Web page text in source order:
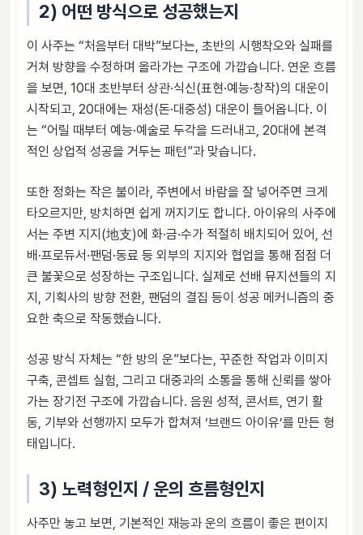
2) 어떤 방식으로 성공했는지
이 사주는 “처음부터 대박”보다는, 초반의 시행착오와 실패를
거쳐 방향을 수정하며 올라가는 구조에 가깝습니다. 연운 흐름
을 보면, 10대 초반부터 상관·식신(표현·예능·창작)의 대운이
시작되고, 20대에는 재성(돈·대중성) 대운이 들어옵니다. 이
는 “어릴 때부터 예능·예술로 두각을 드러내고, 20대에 본격
적인 상업적 성공을 거두는 패턴”과 맞습니다.
또한 정화는 작은 불이라, 주변에서 바람을 잘 넣어주면 크게
타오르지만, 방치하면 쉽게 꺼지기도 합니다. 아이유의 사주에
서는 주변 지지(地支)에 화·금·수가 적절히 배치되어 있어, 선
배·프로듀서·팬덤·동료 등 외부의 지지와 협업을 통해 점점 더
큰 불꽃으로 성장하는 구조입니다. 실제로 선배 뮤지션들의 지
지, 기획사의 방향 전환, 팬덤의 결집 등이 성공 메커니즘의 중
요한 축으로 작동했습니다.
성공 방식 자체는 “한 방의 운”보다는, 꾸준한 작업과 이미지
구축, 콘셉트 실험, 그리고 대중과의 소통을 통해 신뢰를 쌓아
가는 장기전 구조에 가깝습니다. 음원 성적, 콘서트, 연기 활
동, 기부와 선행까지 모두가 합쳐져 ‘브랜드 아이유’를 만든 형
태입니다.
3) 노력형인지 / 운의 흐름형인지
사주만 놓고 보면, 기본적인 재능과 운의 흐름이 좋은 편이지